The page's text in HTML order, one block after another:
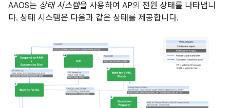
AAOS는 상태 시스템을 사용하여 AP의 전원 상태를 나타냅니
다. 상태 시스템은 다음과 같은 상태를 제공합니다.